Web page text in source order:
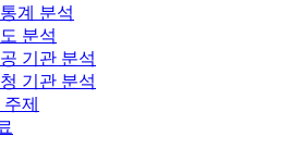
계 분석
분석
기관 분석
기관 분석
제